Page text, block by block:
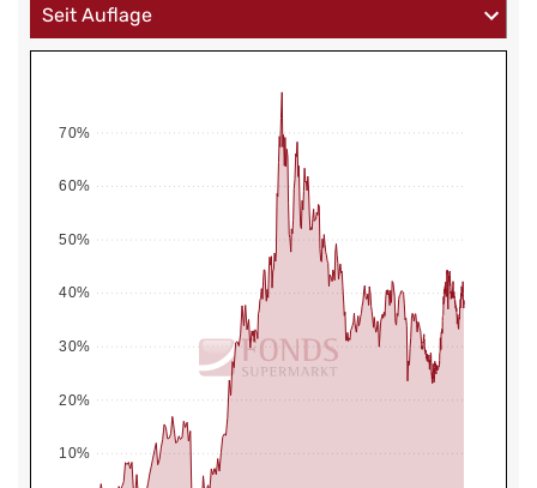
10%
20%
30%
40%
50%
60%
70%